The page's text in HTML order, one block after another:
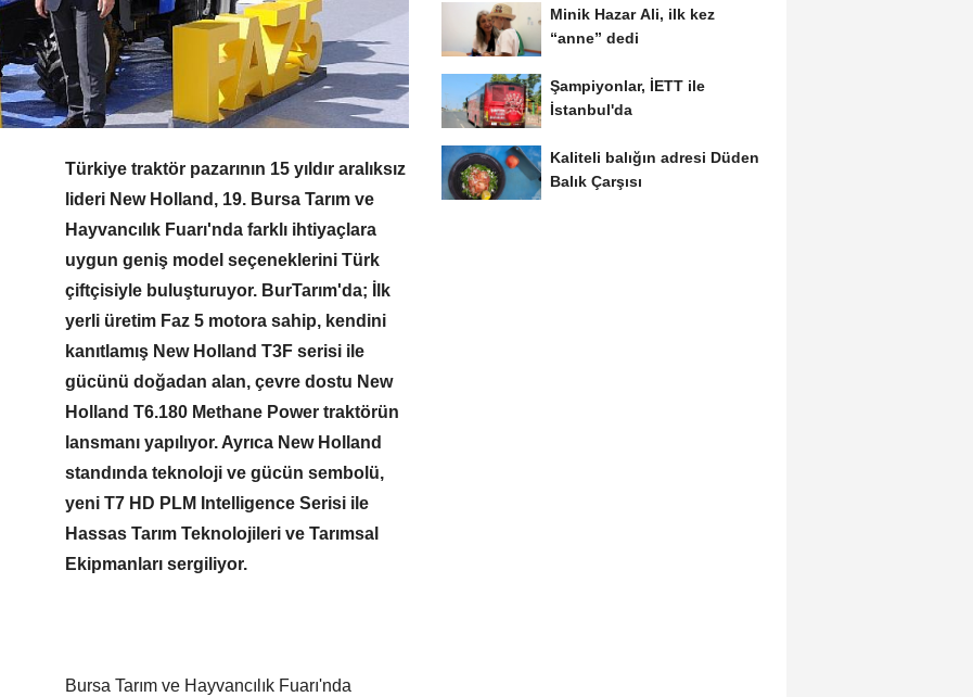
Türkiye traktör pazarının 15 yıldır aralıksız
lideri New Holland, 19. Bursa Tarım ve
Hayvancılık Fuarı'nda farklı ihtiyaçlara
uygun geniş model seçeneklerini Türk
çiftçisiyle buluşturuyor. BurTarım'da; İlk
yerli üretim Faz 5 motora sahip, kendini
kanıtlamış New Holland T3F serisi ile
gücünü doğadan alan, çevre dostu New
Holland T6.180 Methane Power traktörün
lansmanı yapılıyor. Ayrıca New Holland
standında teknoloji ve gücün sembolü,
yeni T7 HD PLM Intelligence Serisi ile
Hassas Tarım Teknolojileri ve Tarımsal
Ekipmanları sergiliyor.
Bursa Tarım ve Hayvancılık Fuarı'nda
Minik Hazar Ali, ilk kez
“anne” dedi
Şampiyonlar, İETT ile
İstanbul'da
Kaliteli balığın adresi Düden
Balık Çarşısı